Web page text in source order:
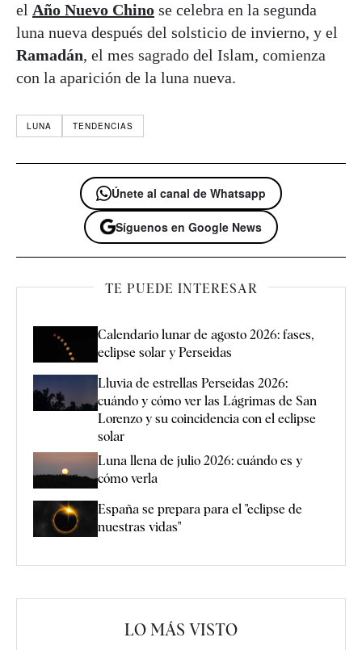
el Año Nuevo Chino se celebra en la segunda
luna nueva después del solsticio de invierno, y el
Ramadán, el mes sagrado del Islam, comienza
con la aparición de la luna nueva.
LUNA TENDENCIAS
Únete al canal de Whatsapp
Síguenos en Google News
TE PUEDE INTERESAR
Calendario lunar de agosto 2026: fases,
eclipse solar y Perseidas
Lluvia de estrellas Perseidas 2026:
cuándo y cómo ver las Lágrimas de San
Lorenzo y su coincidencia con el eclipse
solar
Luna llena de julio 2026: cuándo es y
cómo verla
España se prepara para el "eclipse de
nuestras vidas"
LO MÁS VISTO